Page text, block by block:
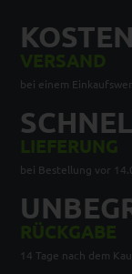
VERSAND
bei einem
LIEFERUNG
bei Bestellung vor
RÜCKGABE
14 Tage nach dem